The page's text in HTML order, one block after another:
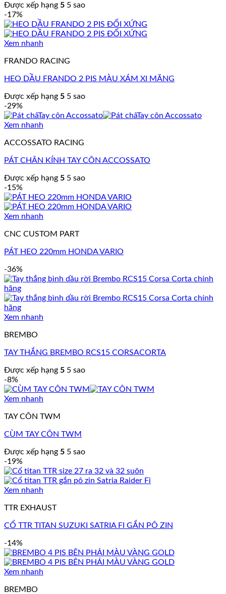
Được xếp hạng 5 5 sao
-17%
Xem nhanh
FRANDO RACING
HEO DẦU FRANDO 2 PIS MÀU XÁM XI MĂNG
Được xếp hạng 5 5 sao
-29%
Xem nhanh
ACCOSSATO RACING
PÁT CHÂN KÍNH TAY CÔN ACCOSSATO
Được xếp hạng 5 5 sao
-15%
Xem nhanh
CNC CUSTOM PART
PÁT HEO 220mm HONDA VARIO
-36%
Xem nhanh
BREMBO
TAY THẮNG BREMBO RCS15 CORSACORTA
Được xếp hạng 5 5 sao
-8%
Xem nhanh
TAY CÔN TWM
CÙM TAY CÔN TWM
Được xếp hạng 5 5 sao
-19%
Xem nhanh
TTR EXHAUST
CỔ TTR TITAN SUZUKI SATRIA FI GẮN PÔ ZIN
-14%
Xem nhanh
BREMBO